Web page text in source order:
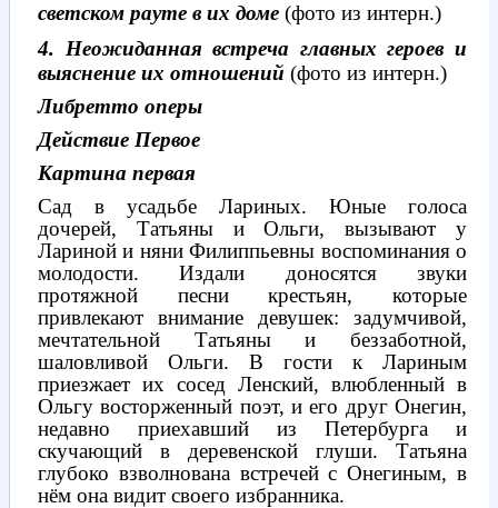
светском рауте в их доме (фото из интерн.)
4. Неожиданная встреча главных героев и
выяснение их отношений (фото из интерн.)
Либретто оперы
Действие Первое
Картина первая
Сад в усадьбе Лариных. Юные голоса
дочерей, Татьяны и Ольги, вызывают у
Лариной и няни Филиппьевны воспоминания о
молодости. Издали доносятся звуки
протяжной песни крестьян, которые
привлекают внимание девушек: задумчивой,
мечтательной Татьяны и беззаботной,
шаловливой Ольги. В гости к Лариным
приезжает их сосед Ленский, влюбленный в
Ольгу восторженный поэт, и его друг Онегин,
недавно приехавший из Петербурга и
скучающий в деревенской глуши. Татьяна
глубоко взволнована встречей с Онегиным, в
нём она видит своего избранника.